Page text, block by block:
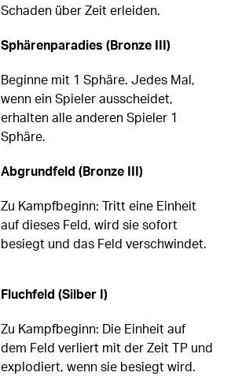
Schaden über Zeit erleiden.
Sphärenparadies (Bronze III)
Beginne mit 1 Sphäre. Jedes Mal,
wenn ein Spieler ausscheidet,
erhalten alle anderen Spieler 1
Sphäre.
Abgrundfeld (Bronze III)
Zu Kampfbeginn: Tritt eine Einheit
auf dieses Feld, wird sie sofort
besiegt und das Feld verschwindet.
Fluchfeld (Silber I)
Zu Kampfbeginn: Die Einheit auf
dem Feld verliert mit der Zeit TP und
explodiert, wenn sie besiegt wird.